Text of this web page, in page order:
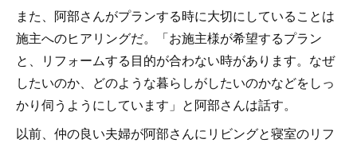
また、阿部さんがプランする時に大切にしていることは
施主へのヒアリングだ。「お施主様が希望するプラン
と、リフォームする目的が合わない時があります。なぜ
したいのか、どのような暮らしがしたいのかなどをしっ
かり伺うようにしています」と阿部さんは話す。
以前、仲の良い夫婦が阿部さんにリビングと寝室のリフ